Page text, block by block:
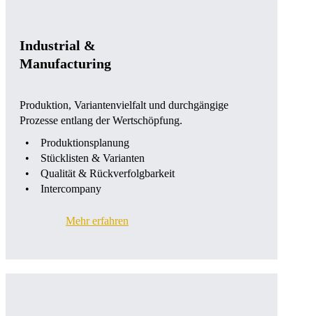
Industrial &
Manufacturing
Produktion, Variantenvielfalt und durchgängige
Prozesse entlang der Wertschöpfung.
Produktionsplanung
Stücklisten & Varianten
Qualität & Rückverfolgbarkeit
Intercompany
Mehr erfahren